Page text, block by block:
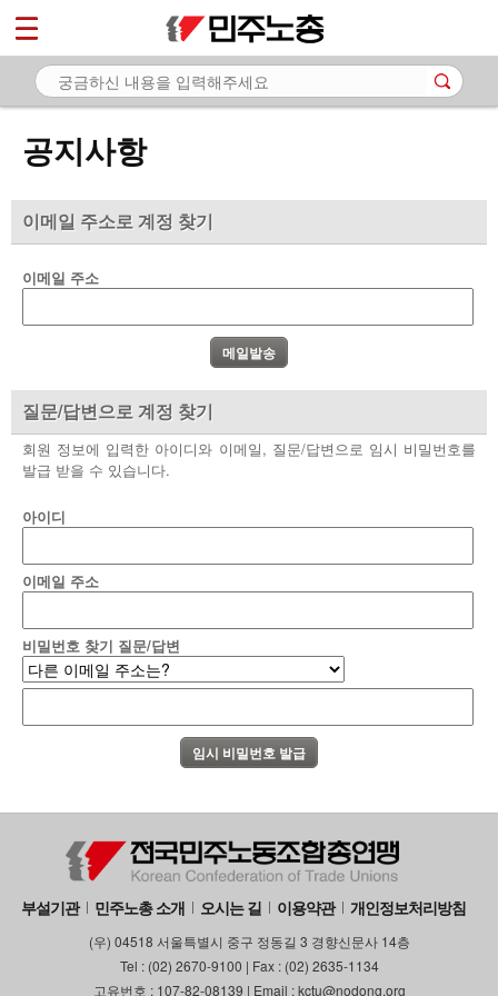
공지사항
이메일 주소로 계정 찾기
이메일 주소
질문/답변으로 계정 찾기
회원 정보에 입력한 아이디와 이메일, 질문/답변으로 임시 비밀번호를
발급 받을 수 있습니다.
아이디
이메일 주소
비밀번호 찾기 질문/답변
부설기관 민주노총 소개 오시는 길 이용약관 개인정보처리방침
(우) 04518 서울특별시 중구 정동길 3 경향신문사 14층
Tel : (02) 2670-9100 | Fax : (02) 2635-1134
고유번호 : 107-82-08139 | Email : kctu@nodong.org
마이페이지
소개
- 공지사항
- 성명·보도
부설기관
업무